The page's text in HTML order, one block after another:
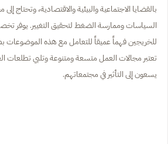
بالقضايا الاجتماعية والبيئية والاقتصادية، وتحتاج
السياسات وممارسة الضغط لتحقيق التغيير. يوفر
للخريجين فهماً عميقاً للتعامل مع هذه الموضوعات
تعتبر مجالات العمل متسعة ومتنوعة وتلبي تطلعات
يسعون إلى التأثير في مجتمعاتهم.